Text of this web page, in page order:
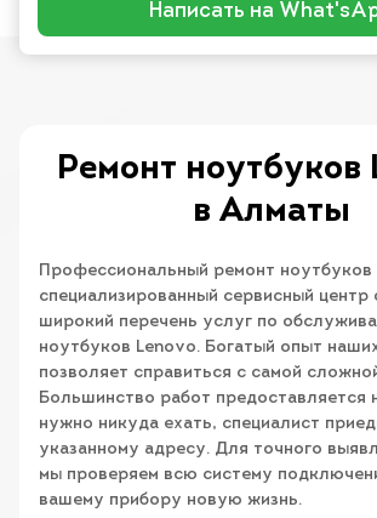
Написать на
Ремонт ноутбуков
в Алматы
Профессиональный ремонт
специализированный сервисный центр
широкий перечень услуг по
ноутбуков Lenovo. Богатый опыт
позволяет справиться с самой
Большинство работ предоставляется
нужно никуда ехать, специалист
указанному адресу. Для точного
мы проверяем всю систему
вашему прибору новую жизнь.